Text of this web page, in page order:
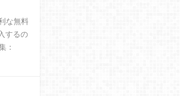
な無料
するの
：